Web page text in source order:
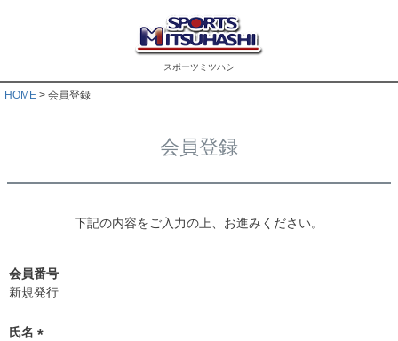
スポーツミツハシ
HOME 会員登録
会員登録
下記の内容をご入力の上、お進みください。
会員番号
新規発行
氏名